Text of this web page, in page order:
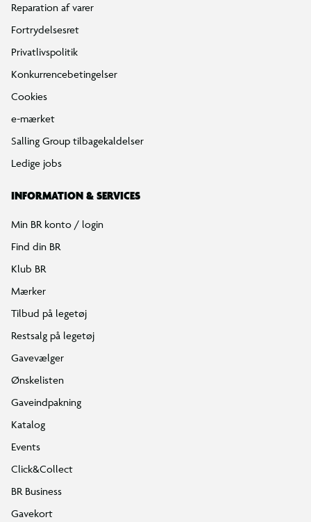
Reparation af varer
Fortrydelsesret
Privatlivspolitik
Konkurrencebetingelser
Cookies
e-mærket
Salling Group tilbagekaldelser
Ledige jobs
INFORMATION & SERVICES
Min BR konto / login
Find din BR
Klub BR
Mærker
Tilbud på legetøj
Restsalg på legetøj
Gavevælger
Ønskelisten
Gaveindpakning
Katalog
Events
Click&Collect
BR Business
Gavekort